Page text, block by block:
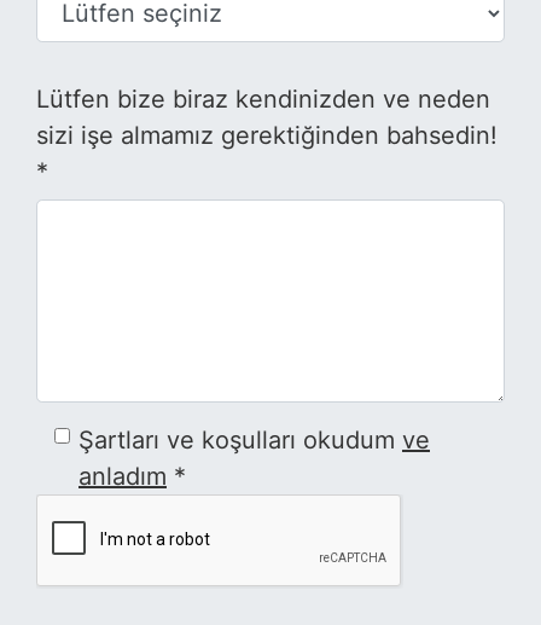
Lütfen bize biraz kendinizden ve neden
sizi işe almamız gerektiğinden bahsedin!
*
Şartları ve koşulları okudum ve
anladım *